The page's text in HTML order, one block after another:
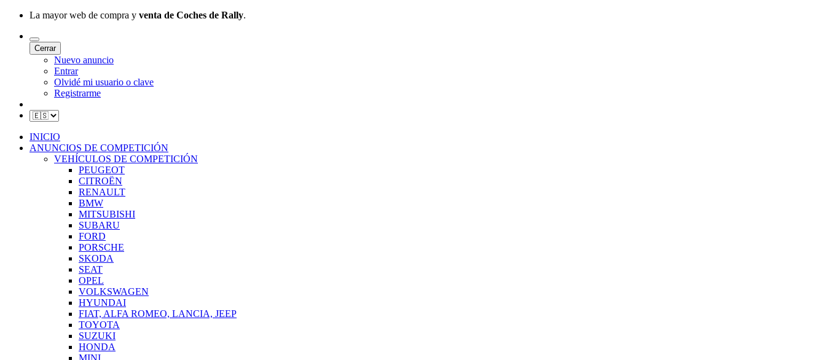
La mayor web de compra y venta de Coches de Rally.
Cerrar
Nuevo anuncio
Entrar
Olvidé mi usuario o clave
Registrarme
INICIO
ANUNCIOS DE COMPETICIÓN
VEHÍCULOS DE COMPETICIÓN
PEUGEOT
CITROËN
RENAULT
BMW
MITSUBISHI
SUBARU
FORD
PORSCHE
SKODA
SEAT
OPEL
VOLKSWAGEN
HYUNDAI
FIAT, ALFA ROMEO, LANCIA, JEEP
TOYOTA
SUZUKI
HONDA
MINI